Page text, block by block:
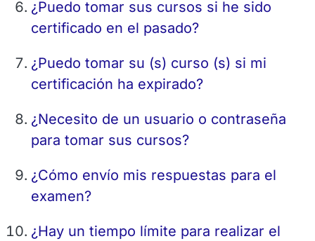
¿Puedo tomar sus cursos si he sido
certificado en el pasado?
¿Puedo tomar su (s) curso (s) si mi
certificación ha expirado?
¿Necesito de un usuario o contraseña
para tomar sus cursos?
¿Cómo envío mis respuestas para el
examen?
¿Hay un tiempo límite para realizar el